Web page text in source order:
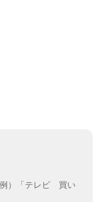
）「テレビ 買い